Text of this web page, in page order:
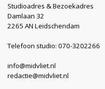
Studioadres & Bezoekadres
Damlaan 32
2265 AN Leidschendam
Telefoon studio: 070-3202266
info@midvliet.nl
redactie@midvliet.nl